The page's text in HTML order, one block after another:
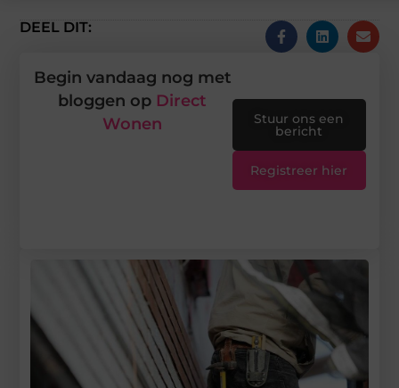
DEEL DIT:
Begin vandaag nog met
bloggen op Direct
Wonen
Stuur ons een
bericht
Registreer hier